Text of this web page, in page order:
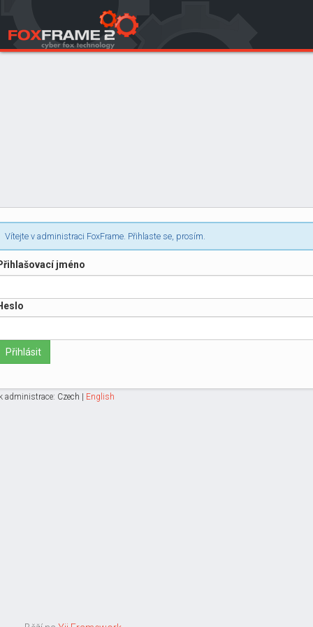
Vítejte v administraci FoxFrame. Přihlaste se, prosím.
jméno
Přihlásit
administrace: Czech English